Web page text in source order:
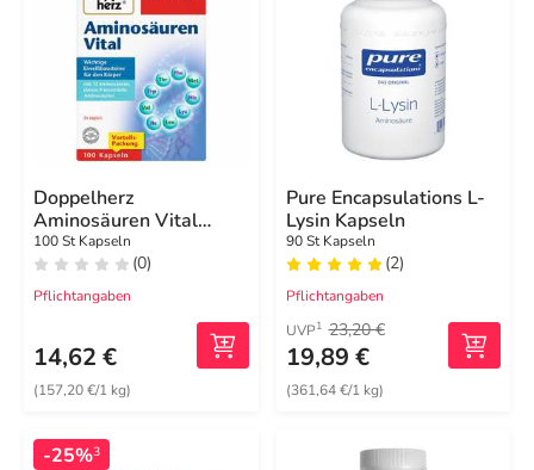
Doppelherz
Aminosäuren Vital
Kapseln
100 St Kapseln
(0)
Pflichtangaben
14,62 €
(157,20 €/1 kg)
Pure Encapsulations L-
Lysin Kapseln
90 St Kapseln
(2)
Pflichtangaben
UVP1 23,20 €
19,89 €
(361,64 €/1 kg)
-25%3